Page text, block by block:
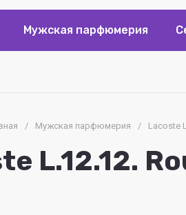
Мужская парфюмерия
/ Мужская парфюмерия / Lacoste
L.12.12.